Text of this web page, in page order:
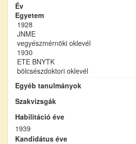
Év
Egyetem
1928
JNME
vegyészmérnöki oklevél
1930
ETE BNYTK
bölcsészdoktori oklevél
Egyéb tanulmányok
Szakvizsgák
Habilitáció éve
1939
Kandidátus éve